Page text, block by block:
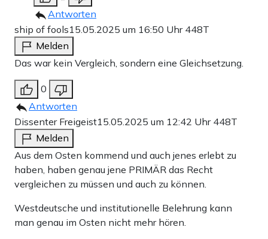
Antworten
ship of fools15.05.2025 um 16:50 Uhr 448T
Melden
Das war kein Vergleich, sondern eine Gleichsetzung.
0
Antworten
Dissenter Freigeist15.05.2025 um 12:42 Uhr 448T
Melden
Aus dem Osten kommend und auch jenes erlebt zu
haben, haben genau jene PRIMÄR das Recht
vergleichen zu müssen und auch zu können.
Westdeutsche und institutionelle Belehrung kann
man genau im Osten nicht mehr hören.